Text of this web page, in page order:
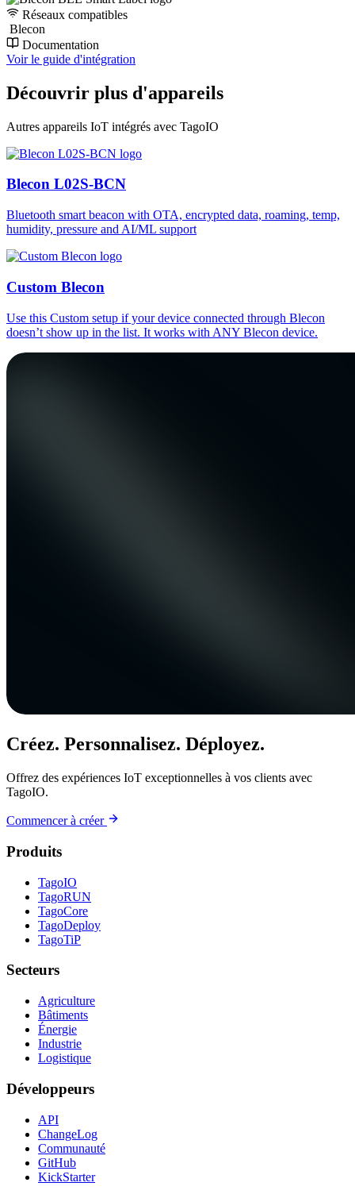
Réseaux compatibles
Blecon
Documentation
Voir le guide d'intégration
Découvrir plus d'appareils
Autres appareils IoT intégrés avec TagoIO
Blecon L02S-BCN
Bluetooth smart beacon with OTA, encrypted data, roaming, temp,
humidity, pressure and AI/ML support
Custom Blecon
Use this Custom setup if your device connected through Blecon
doesn’t show up in the list. It works with ANY Blecon device.
Créez. Personnalisez. Déployez.
Offrez des expériences IoT exceptionnelles à vos clients avec
TagoIO.
Commencer à créer
Produits
TagoIO
TagoRUN
TagoCore
TagoDeploy
TagoTiP
Secteurs
Agriculture
Bâtiments
Énergie
Industrie
Logistique
Développeurs
API
ChangeLog
Communauté
GitHub
KickStarter